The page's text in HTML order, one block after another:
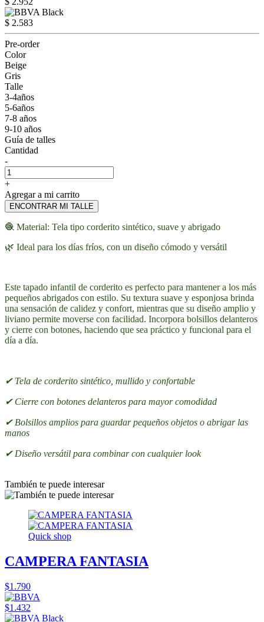
$ 2.583
Pre-order
Color
Beige
Gris
Talle
3-4años
5-6años
7-8 años
9-10 años
Guía de talles
Cantidad
-
+
Agregar a mi carrito
ENCONTRAR MI TALLE
🧶 Material: Tela tipo corderito sintético, suave y abrigado
🌿 Ideal para los días fríos, con un diseño cómodo y versátil
Este tapado infantil de corderito es perfecto para mantener a los más
pequeños abrigados con estilo. Su textura suave y esponjosa brinda
una sensación de calidez y confort, mientras que su diseño amplio y
liviano permite moverse con facilidad. Incorpora bolsillos delanteros
y cierre con botones, haciendo que sea práctico y funcional para el
día a día.
✔ Tela de corderito sintético, mullido y confortable
✔ Cierre con botones delanteros para mayor comodidad
✔ Bolsillos amplios para guardar pequeños objetos o abrigar las
manos
✔ Diseño versátil para combinar con cualquier look
También te puede interesar
Quick shop
CAMPERA FANTASIA
$1.790
$1.432